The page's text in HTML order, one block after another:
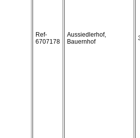
Ref-
6707178
Aussiedlerhof,
Bauernhof